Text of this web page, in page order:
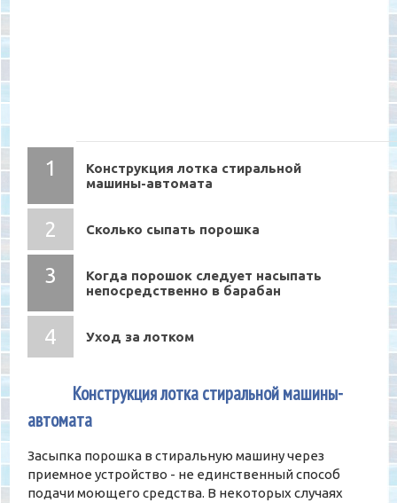
Конструкция лотка стиральной
машины-автомата
Сколько сыпать порошка
Когда порошок следует насыпать
непосредственно в барабан
Уход за лотком
Конструкция лотка стиральной машины-
автомата
Засыпка порошка в стиральную машину через
приемное устройство - не единственный способ
подачи моющего средства. В некоторых случаях